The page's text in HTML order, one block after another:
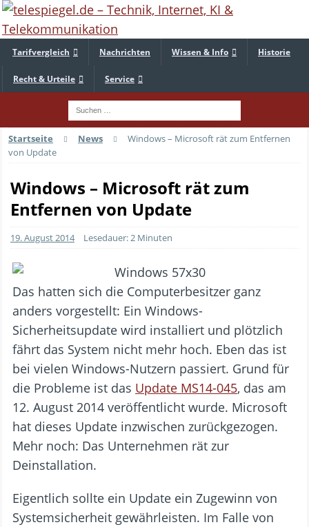
Tarifvergleich Nachrichten Wissen & Info Historie
Recht & Urteile Service
Startseite News
Windows – Microsoft rät zum Entfernen
von Update
Windows – Microsoft rät zum
Entfernen von Update
19. August 2014 Lesedauer: 2 Minuten
Das hatten sich die Computerbesitzer ganz
anders vorgestellt: Ein Windows-
Sicherheitsupdate wird installiert und plötzlich
fährt das System nicht mehr hoch. Eben das ist
bei vielen Windows-Nutzern passiert. Grund für
die Probleme ist das Update MS14-045, das am
12. August 2014 veröffentlicht wurde. Microsoft
hat dieses Update inzwischen zurückgezogen.
Mehr noch: Das Unternehmen rät zur
Deinstallation.
Eigentlich sollte ein Update ein Zugewinn von
Systemsicherheit gewährleisten. Im Falle von